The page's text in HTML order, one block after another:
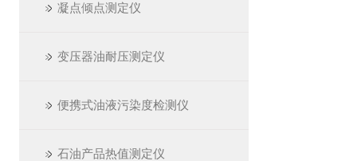
凝点倾点测定仪
变压器油耐压测定仪
便携式油液污染度检测仪
石油产品热值测定仪